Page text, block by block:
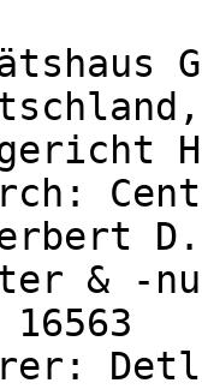
& -
16563